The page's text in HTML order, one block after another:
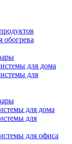
для дома
для
для дома
для
для офиса